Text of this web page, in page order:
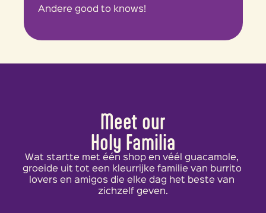
Andere good to knows!
Meet our
Holy Familia
Wat startte met één shop en véél guacamole,
groeide uit tot een kleurrijke familie van burrito
lovers en amigos die elke dag het beste van
zichzelf geven.